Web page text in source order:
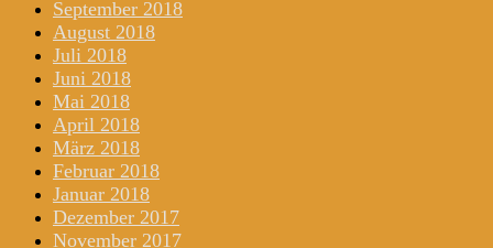
September 2018
August 2018
Juli 2018
Juni 2018
Mai 2018
April 2018
März 2018
Februar 2018
Januar 2018
Dezember 2017
November 2017